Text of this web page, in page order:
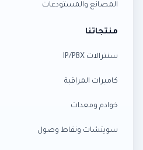
المصانع والمستودعات
منتجاتنا
سنترالات IP/PBX
كاميرات المراقبة
خوادم ومعدات
سويتشات ونقاط وصول